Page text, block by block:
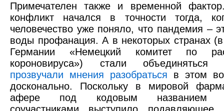
Примечателен также и временной
конфликт начался в точности тогда,
человечество уже поняло, что пандемия –
воды профанация. А в некоторых странах (в
Германии «Немецкий комитет по
короновируса») стали
прозвучали мнения разобраться в этом
досконально. Поскольку в мировой
афере под кодовым названием